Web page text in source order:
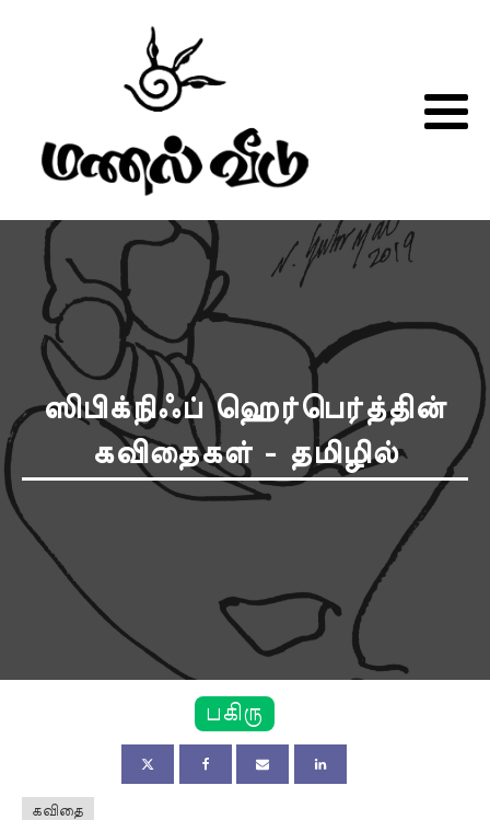
ஸிபிக்நிஃப் ஹெர்பெர்த்தின்
கவிதைகள் - தமிழில்
பகிரு
கவிதை